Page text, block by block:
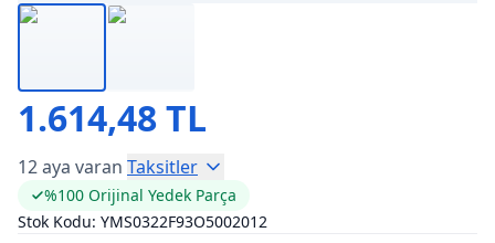
1.614,48 TL
12 aya varan Taksitler
%100 Orijinal Yedek Parça
Stok Kodu: YMS0322F93O5002012